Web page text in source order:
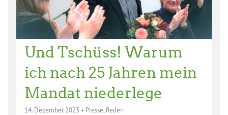
Und Tschüss! Warum
ich nach 25 Jahren mein
Mandat niederlege
14. Dezember 2023 • Presse, Reden